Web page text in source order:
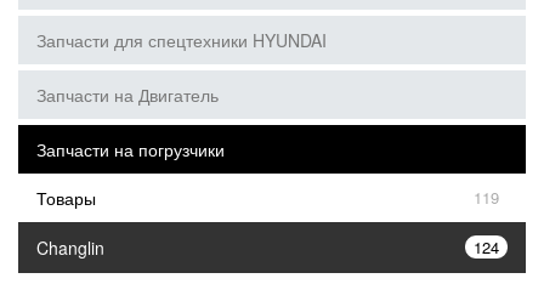
Запчасти для спецтехники HYUNDAI
Запчасти на Двигатель
Запчасти на погрузчики
Товары
119
Changlin 124